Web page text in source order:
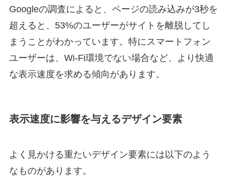
Googleの調査によると、ページの読み込みが3秒を
超えると、53%のユーザーがサイトを離脱してし
まうことがわかっています。特にスマートフォン
ユーザーは、Wi-Fi環境でない場合など、より快適
な表示速度を求める傾向があります。
表示速度に影響を与えるデザイン要素
よく見かける重たいデザイン要素には以下のよう
なものがあります。